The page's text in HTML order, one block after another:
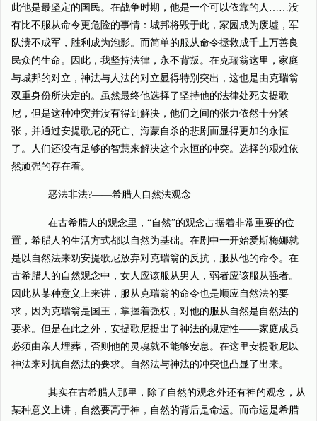
此他是最坚定的国民。在战争时期，他是一个可以依靠的人……没
有比不服从命令更危险的事情：城邦将毁于此，家园成为废墟，军
队溃不成军，胜利成为泡影。而简单的服从命令拯救成千上万善良
民众的生命。因此，我坚持法律，永不背叛。在克瑞翁这里，家庭
与城邦的对立，神法与人法的对立显得特别突出，这也是由克瑞翁
双重身份所决定的。虽然最终他选择了坚持他的法律处死安提歌
尼，但是这种冲突并没有得到解决，他们之间的张力依然十分紧
张，并通过安提歌尼的死亡、海蒙自杀的悲剧而显得更加的永恒
了。人们还没有足够的智慧来解决这个永恒的冲突。选择的艰难依
然顽强的存在着。
恶法非法?——希腊人自然法观念
在古希腊人的观念里，“自然”的观念占据着非常重要的位
置，希腊人的生活方式都以自然为基础。在剧中一开始爱斯梅娜就
是以自然法来劝安提歌尼放弃对克瑞翁的反抗，服从他的命令。在
古希腊人的自然观念中，女人应该服从男人，弱者应该服从强者。
因此从某种意义上来讲，服从克瑞翁的命令也是顺应自然法的要
求，因为克瑞翁是国王，掌握着强权，对他的服从自然是自然法的
要求。但是在此之外，安提歌尼提出了神法的规定性——家庭成员
必须由亲人埋葬，否则他的灵魂就不能够安息。在这里安提歌尼以
神法来对抗自然法的要求。自然法与神法的冲突也凸显了出来。
其实在古希腊人那里，除了自然的观念外还有神的观念，从
某种意义上讲，自然要高于神，自然的背后是命运。而命运是希腊